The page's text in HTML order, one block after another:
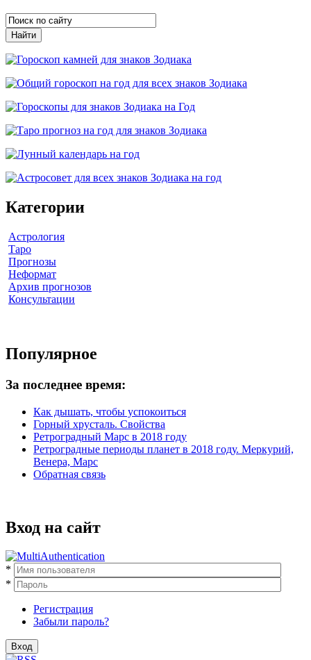
Категории
Астрология
Таро
Прогнозы
Неформат
Архив прогнозов
Консультации
Популярное
За последнее время:
Как дышать, чтобы успокоиться
Горный хрусталь. Свойства
Ретроградный Марс в 2018 году
Ретроградные периоды планет в 2018 году. Меркурий,
Венера, Марс
Обратная связь
Вход на сайт
*
*
Регистрация
Забыли пароль?